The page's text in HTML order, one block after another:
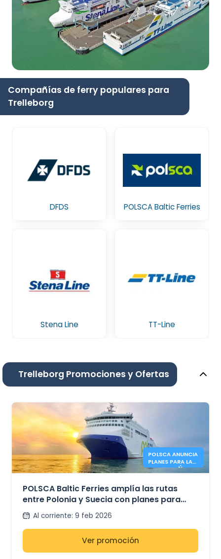
Compañías de ferry populares para
Trelleborg
DFDS POLSCA Baltic Ferries
Stena Line TT-Line
Trelleborg Promociones y Ofertas
POLSCA ANUNCIA
PLANES PARA LA
RUTA GDAŃSK –
POLSCA Baltic Ferries amplía las rutas
entre Polonia y Suecia con planes para
Gdańsk – Karlshamn
Al corriente: 9 feb 2026
Ver promoción